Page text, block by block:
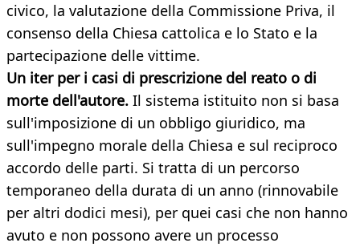
civico, la valutazione della Commissione Priva, il
consenso della Chiesa cattolica e lo Stato e la
partecipazione delle vittime.
Un iter per i casi di prescrizione del reato o di
morte dell'autore. Il sistema istituito non si basa
sull'imposizione di un obbligo giuridico, ma
sull'impegno morale della Chiesa e sul reciproco
accordo delle parti. Si tratta di un percorso
temporaneo della durata di un anno (rinnovabile
per altri dodici mesi), per quei casi che non hanno
avuto e non possono avere un processo